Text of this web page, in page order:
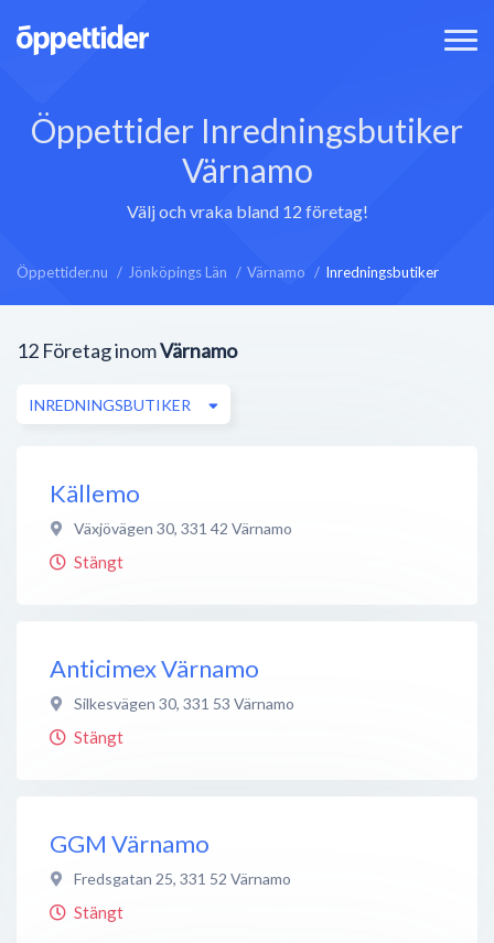
Öppettider Inredningsbutiker
Värnamo
Välj och vraka bland 12 företag!
Öppettider.nu Jönköpings Län Värnamo Inredningsbutiker
12 Företag inomVärnamo
INREDNINGSBUTIKER
Källemo
Växjövägen 30, 331 42 Värnamo
Stängt
Anticimex Värnamo
Silkesvägen 30, 331 53 Värnamo
Stängt
GGM Värnamo
Fredsgatan 25, 331 52 Värnamo
Stängt